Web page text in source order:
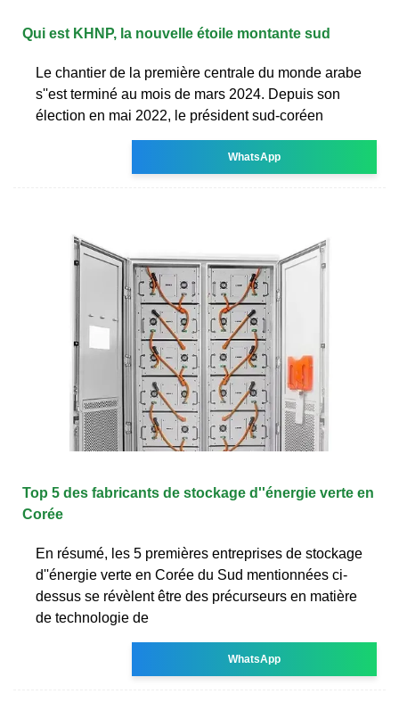
Qui est KHNP, la nouvelle étoile montante sud
Le chantier de la première centrale du monde arabe
s''est terminé au mois de mars 2024. Depuis son
élection en mai 2022, le président sud-coréen
WhatsApp
Top 5 des fabricants de stockage d''énergie verte en
Corée
En résumé, les 5 premières entreprises de stockage
d''énergie verte en Corée du Sud mentionnées ci-
dessus se révèlent être des précurseurs en matière
de technologie de
WhatsApp